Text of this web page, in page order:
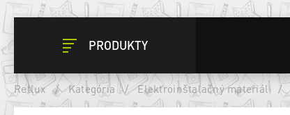
PRODUKTY
Retlux / Kategória / Elektroinštalačný materiál /